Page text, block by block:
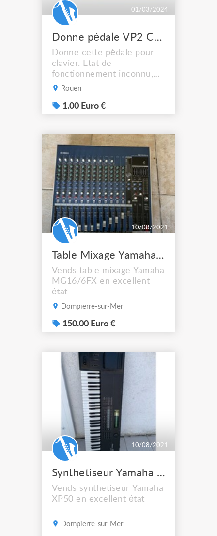
01/03/2024
Donne pédale VP2 Casio
Donne cette pédale pour
clavier. Etat de
fonctionnement inconnu,
n'ayant pas l'instrument à
Rouen
1.00 Euro €
10/08/2021
Table Mixage Yamaha MG16/6FX
Vends table mixage Yamaha
MG16/6FX en excellent
état
Dompierre-sur-Mer
150.00 Euro €
10/08/2021
Synthetiseur Yamaha XP50
Vends synthetiseur Yamaha
XP50 en excellent état
Dompierre-sur-Mer